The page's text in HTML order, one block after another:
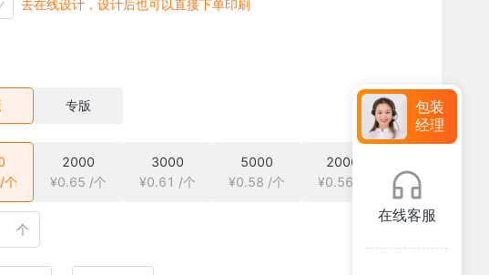
去在线设计，设计后也可以直接下单印刷
专版
个
2000
¥0.65 /个
3000
¥0.61 /个
5000
¥0.58 /个
20000
¥0.56 /个
个
包装
经理
在线客服